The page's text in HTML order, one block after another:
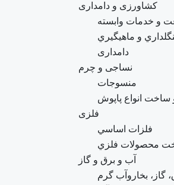
کشاورزی و دامداری
و خدمات وابسته
و ماهيگيري
دامداری
نساجی و چرم
منسوجات
ساخت انواع پاپوش
فلزی
فلزات اساسي
محصولات فلزي
آب و برق و گاز
گاز، بخاروآب گرم